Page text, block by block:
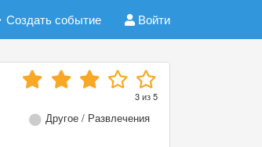
Создать событие Войти
3из5
Другое / Развлечения